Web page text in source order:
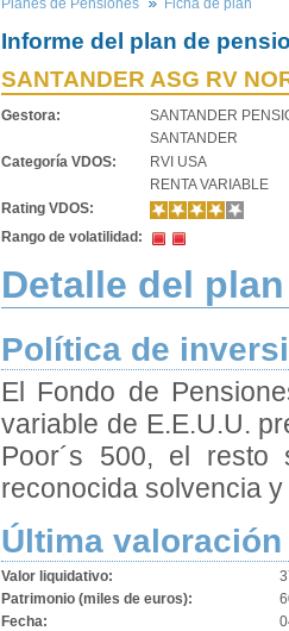
Planes de Pensiones Ficha de plan
Informe del plan de
SANTANDER ASG RV
Gestora:
SANTANDER
SANTANDER
Categoría VDOS:
RVI USA
RENTA VARIABLE
Rating VDOS:
Rango de volatilidad:
Detalle del plan
Política de
El Fondo de
variable de E.E.U.U.
Poor´s 500, el
reconocida solvencia
Última valoración
Valor liquidativo:
Patrimonio (miles de euros):
Fecha: